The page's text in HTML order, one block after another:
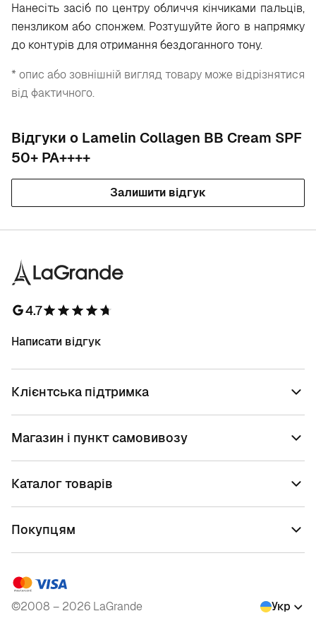
Нанесіть засіб по центру обличчя кінчиками пальців,
пензликом або спонжем. Розтушуйте його в напрямку
до контурів для отримання бездоганного тону.
* опис або зовнішній вигляд товару може відрізнятися
від фактичного.
Відгуки о Lamelin Collagen BB Cream SPF
50+ PA++++
Залишити відгук
4.7
Написати відгук
Клієнтська підтримка
Магазин і пункт самовивозу
Каталог товарів
Покупцям
©2008 – 2026 LaGrande Укр